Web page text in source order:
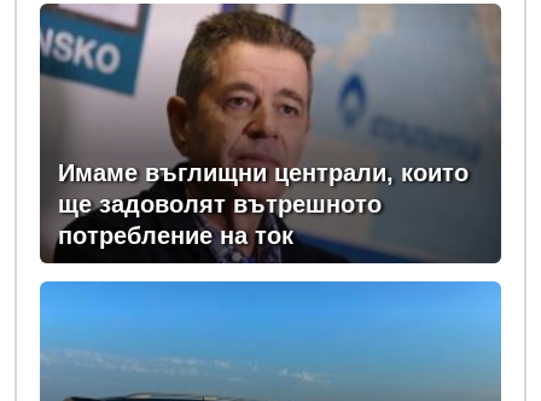
Имаме въглищни централи, които
ще задоволят вътрешното
потребление на ток